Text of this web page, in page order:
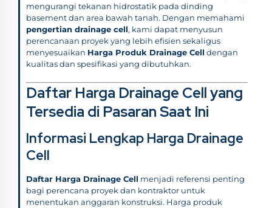
mengurangi tekanan hidrostatik pada dinding
basement dan area bawah tanah. Dengan memahami
pengertian drainage cell, kami dapat menyusun
perencanaan proyek yang lebih efisien sekaligus
menyesuaikan Harga Produk Drainage Cell dengan
kualitas dan spesifikasi yang dibutuhkan.
Daftar Harga Drainage Cell yang
Tersedia di Pasaran Saat Ini
Informasi Lengkap Harga Drainage
Cell
Daftar Harga Drainage Cell menjadi referensi penting
bagi perencana proyek dan kontraktor untuk
menentukan anggaran konstruksi. Harga produk